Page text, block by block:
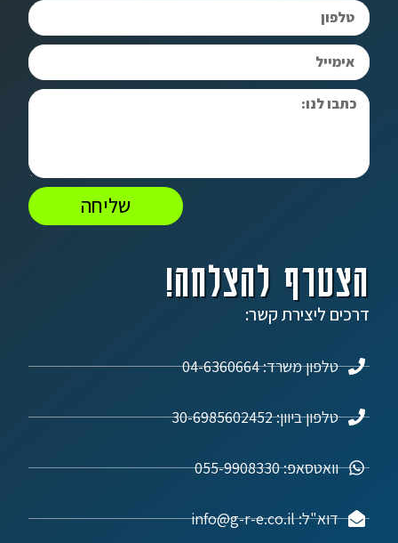
הצטרף להצלחה!
דרכים ליצירת קשר:
טלפון משרד: 04-6360664
טלפון ביוון: 30-6985602452
וואטסאפ: 055-9908330
דוא"ל: info@g-r-e.co.il
שליחה